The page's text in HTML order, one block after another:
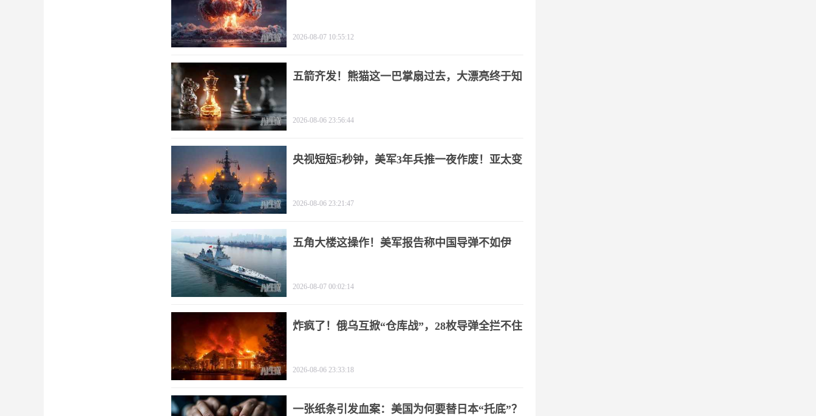
2026-08-07 10:55:12
五箭齐发！熊猫这一巴掌扇过去，大漂亮终于知
2026-08-06 23:56:44
央视短短5秒钟，美军3年兵推一夜作废！亚太变
2026-08-06 23:21:47
五角大楼这操作！美军报告称中国导弹不如伊
2026-08-07 00:02:14
炸疯了！俄乌互掀“仓库战”，28枚导弹全拦不住
2026-08-06 23:33:18
一张纸条引发血案：美国为何要替日本“托底”？